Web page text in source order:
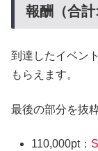
報酬（合計
到達したイベン
もらえます。
最後の部分を抜
110,000pt：